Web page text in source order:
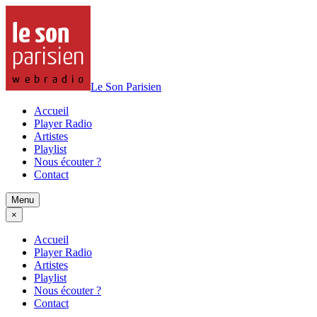
Le Son Parisien
Accueil
Player Radio
Artistes
Playlist
Nous écouter ?
Contact
Menu
×
Accueil
Player Radio
Artistes
Playlist
Nous écouter ?
Contact